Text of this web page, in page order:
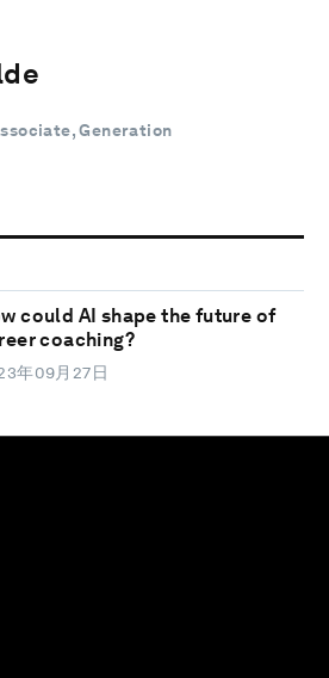
Generation
could AI shape the future of
coaching?
年09月27日